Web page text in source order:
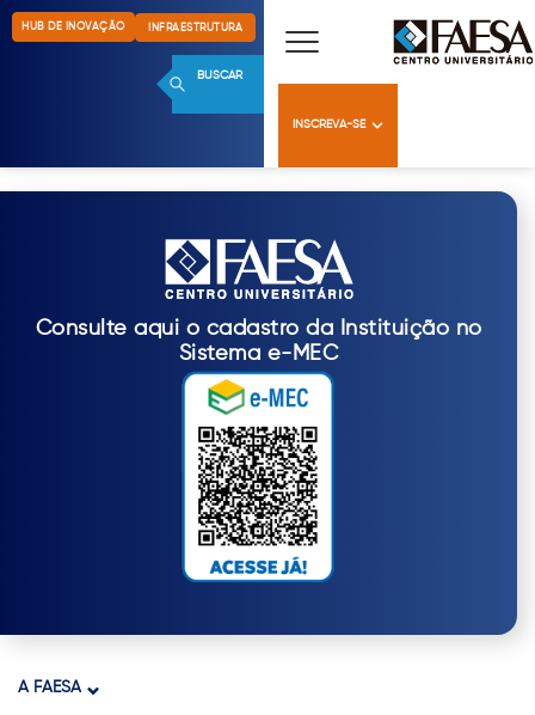
HUB DE INOVAÇÃO INFRAESTRUTURA
BUSCAR
INSCREVA-SE
Consulte aqui o cadastro da Instituição no
Sistema e-MEC
A FAESA